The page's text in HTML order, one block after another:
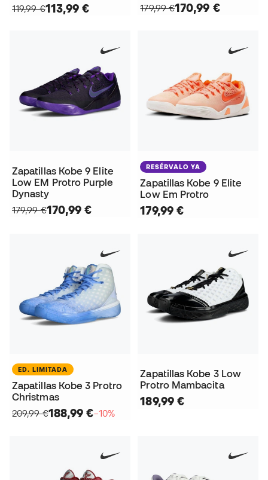
119,99 €113,99 € 179,99 €170,99 €
Zapatillas Kobe 9 Elite
Low EM Protro Purple
Dynasty
179,99 €170,99 €
RESÉRVALO YA
Zapatillas Kobe 9 Elite
Low Em Protro
179,99 €
ED. LIMITADA
Zapatillas Kobe 3 Protro
Christmas
209,99 €188,99 €−10%
Zapatillas Kobe 3 Low
Protro Mambacita
189,99 €